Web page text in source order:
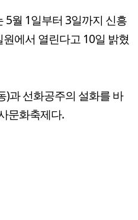
5월 1일부터 3일까지 신흥
에서 열린다고 10일 밝혔
)과 선화공주의 설화를 바
문화축제다.